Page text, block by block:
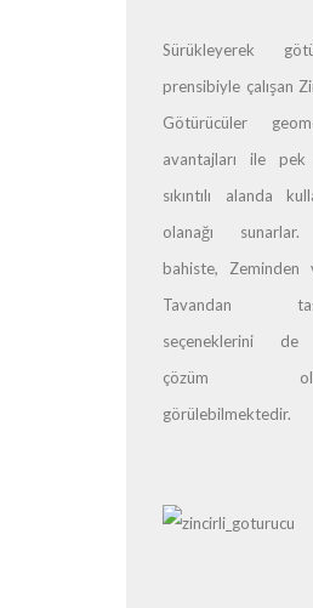
Sürükleyerek
prensibiyle çalışan
Götürücüler
avantajları ile
sıkıntılı alanda
olanağı
bahiste, Zeminden
Tavandan
seçeneklerini
çözüm
görülebilmektedir.